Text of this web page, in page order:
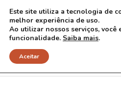
Arquivo para Tag:
Este site utiliza a tecnologia de
melhor experiência de uso.
Ao utilizar nossos serviços, você
funcionalidade. Saiba mais.
Aceitar